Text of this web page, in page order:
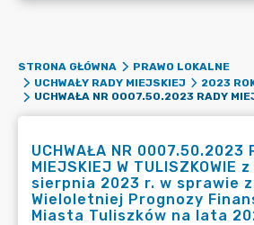
STRONA GŁÓWNA
PRAWO LOKALNE
UCHWAŁY RADY MIEJSKIEJ
2023
UCHWAŁA NR 0007.50.2023
MIEJSKIEJ W TULISZKOWIE
sierpnia 2023 r. w sprawie
Wieloletniej Prognozy
Miasta Tuliszków na lata